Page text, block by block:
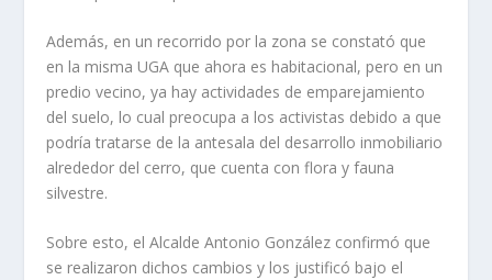
Además, en un recorrido por la zona se constató que
en la misma UGA que ahora es habitacional, pero en un
predio vecino, ya hay actividades de emparejamiento
del suelo, lo cual preocupa a los activistas debido a que
podría tratarse de la antesala del desarrollo inmobiliario
alrededor del cerro, que cuenta con flora y fauna
silvestre.
Sobre esto, el Alcalde Antonio González confirmó que
se realizaron dichos cambios y los justificó bajo el